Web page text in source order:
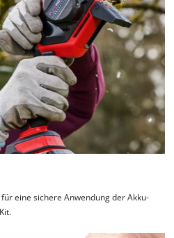
eine sichere Anwendung der Akku-